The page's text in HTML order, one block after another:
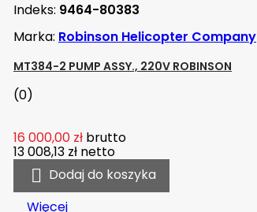
Indeks: 9464-80383
Marka: Robinson Helicopter Company
MT384-2 PUMP ASSY., 220V ROBINSON
(0)
16 000,00 zł brutto
13 008,13 zł netto
 Dodaj do koszyka
Więcej